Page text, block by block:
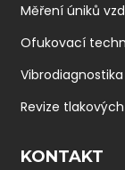
Měření úniků
Ofukovací
Vibrodiagnostika
Revize
KONTAKT